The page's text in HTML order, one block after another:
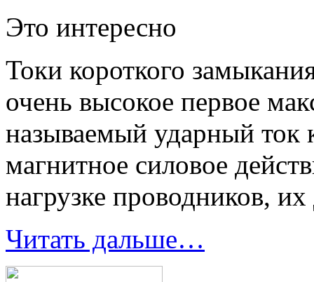
Это интересно
Токи короткого
очень высокое первое
называемый ударный ток
магнитное силовое
нагрузке проводников,
Читать дальше…